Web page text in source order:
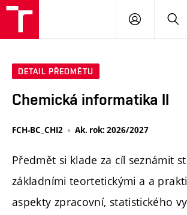
PŘIHLÁSIT
DETAIL PŘEDMĚTU
Chemická informatika II
FCH-BC_CHI2 Ak. rok: 2026/2027
Předmět si klade za cíl seznámit
základními teortetickými a a
aspekty zpracovní, statistického